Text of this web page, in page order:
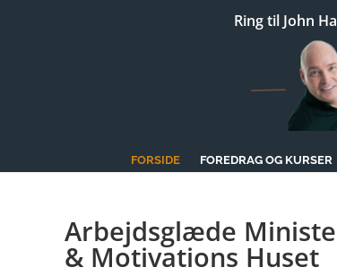
Ring til John
FORSIDE FOREDRAG OG KURSER
Arbejdsglæde
& Motivations Huset